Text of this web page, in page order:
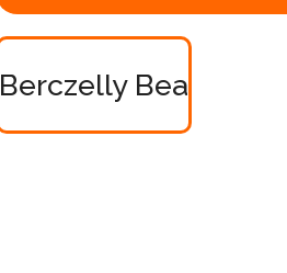
Berczelly Bea